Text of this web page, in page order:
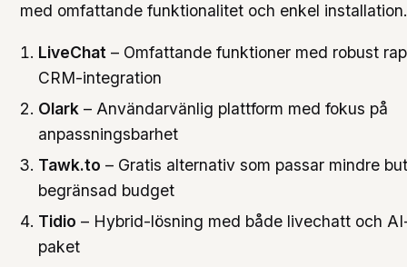
med omfattande funktionalitet och enkel installation.
LiveChat – Omfattande funktioner med robust
CRM-integration
Olark – Användarvänlig plattform med fokus på
anpassningsbarhet
Tawk.to – Gratis alternativ som passar mindre
begränsad budget
Tidio – Hybrid-lösning med både livechatt och
paket